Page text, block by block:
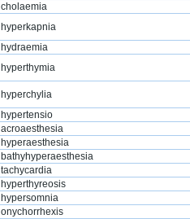
cholaemia
hyperkapnia
hydraemia
hyperthymia
hyperchylia
hypertensio
acroaesthesia
hyperaesthesia
bathyhyperaesthesia
tachycardia
hyperthyreosis
hypersomnia
onychorrhexis